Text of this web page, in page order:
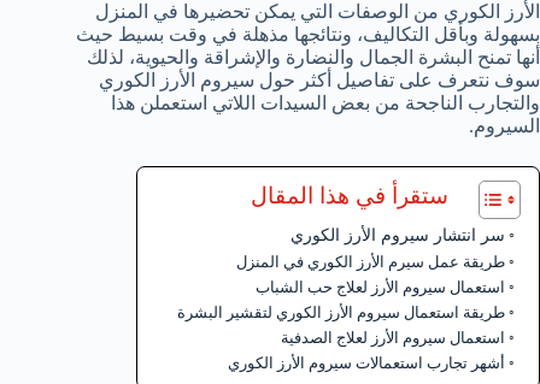
الأرز الكوري من الوصفات التي يمكن تحضيرها في المنزل
بسهولة وبأقل التكاليف، ونتائجها مذهلة في وقت بسيط حيث
أنها تمنح البشرة الجمال والنضارة والإشراقة والحيوية، لذلك
سوف نتعرف على تفاصيل أكثر حول سيروم الأرز الكوري
والتجارب الناجحة من بعض السيدات اللاتي استعملن هذا
السيروم.
ستقرأ في هذا المقال
سر انتشار سيروم الأرز الكوري
طريقة عمل سيرم الأرز الكوري في المنزل
استعمال سيروم الأرز لعلاج حب الشباب
طريقة استعمال سيروم الأرز الكوري لتقشير البشرة
استعمال سيروم الأرز لعلاج الصدفية
أشهر تجارب استعمالات سيروم الأرز الكوري